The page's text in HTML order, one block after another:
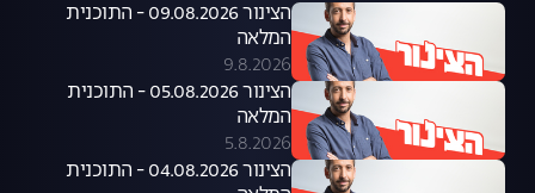
הצינור 09.08.2026 - התוכנית
המלאה
9.8.2026
הצינור 05.08.2026 - התוכנית
המלאה
5.8.2026
הצינור 04.08.2026 - התוכנית